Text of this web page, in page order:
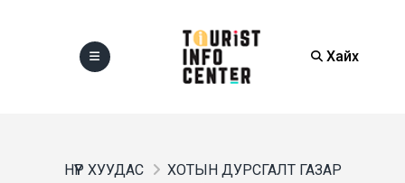
Хайх
НҮҮР ХУУДАС
ХОТЫН ДУРСГАЛТ ГАЗАР